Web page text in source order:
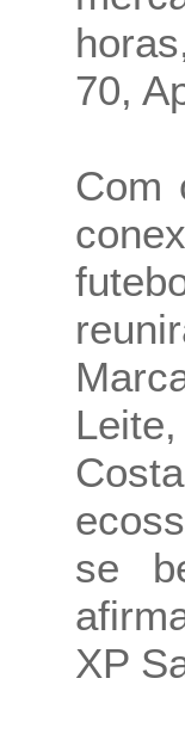
70,
Com
se
XP